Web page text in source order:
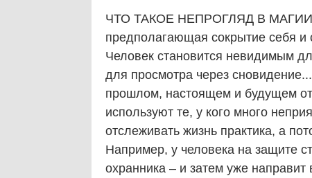
ЧТО ТАКОЕ НЕПРОГЛЯД В МАГИИ
предполагающая сокрытие себя и
Человек становится невидимым
для просмотра через
прошлом, настоящем и будущем
используют те, у кого много
отслеживать жизнь практика, а
Например, у человека на защите
охранника – и затем уже